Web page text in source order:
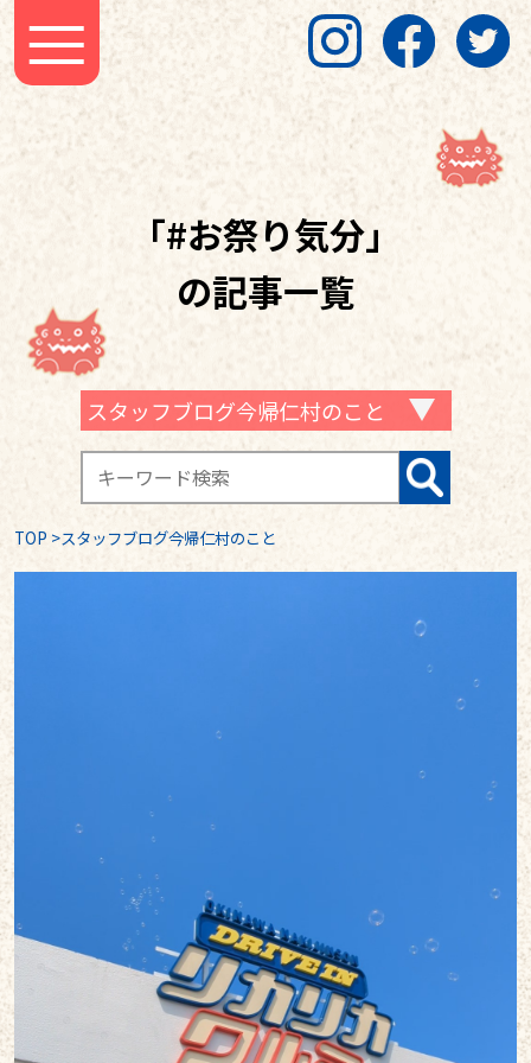
「#お祭り気分」
の記事一覧
スタッフブログ今帰仁村のこと
TOP >スタッフブログ今帰仁村のこと